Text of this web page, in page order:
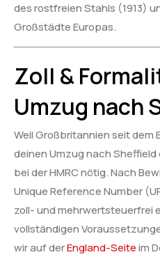
des rostfreien Stahls (1913)
Großstädte Europas.
Zoll &
Umzug nach
Weil Großbritannien seit dem
deinen Umzug nach
bei der HMRC nötig. Nach
Unique Reference Number
zoll- und mehrwertsteuerfrei
vollständigen
wir auf derEngland-Seiteim